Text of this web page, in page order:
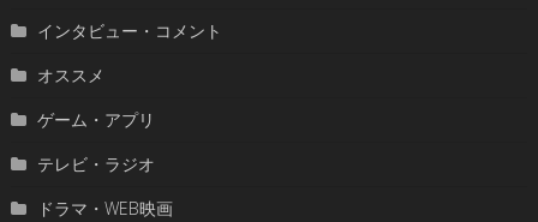
インタビュー・コメント
オススメ
ゲーム・アプリ
テレビ・ラジオ
ドラマ・WEB映画